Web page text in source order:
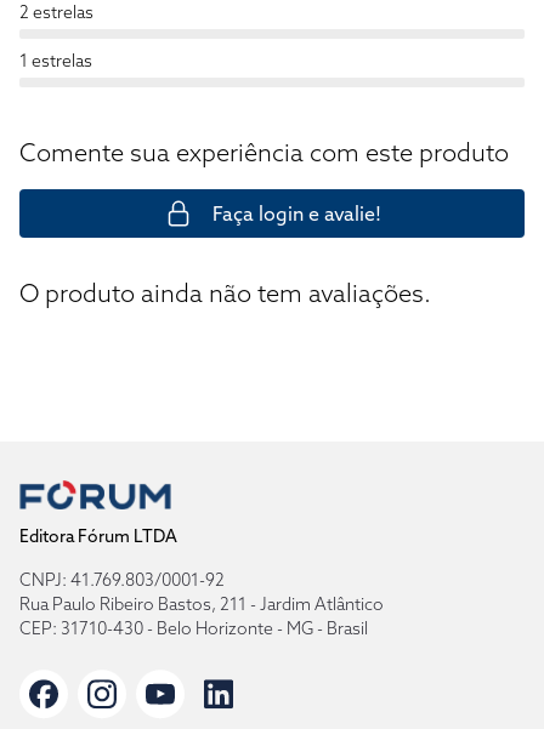
2 estrelas
1 estrelas
Comente sua experiência com este produto
Faça login e avalie!
O produto ainda não tem avaliações.
Editora Fórum LTDA
CNPJ: 41.769.803/0001-92
Rua Paulo Ribeiro Bastos, 211 - Jardim Atlântico
CEP: 31710-430 - Belo Horizonte - MG - Brasil